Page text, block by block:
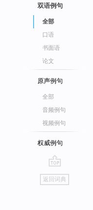
双语例句
全部
口语
书面语
论文
原声例句
全部
音频例句
视频例句
权威例句
go
top
返回词典